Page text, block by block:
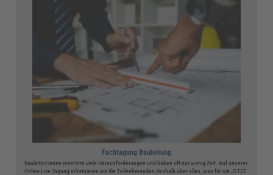
Fachtagung Bauleitung
Bauleiter/innen meistern viele Herausforderungen und haben oft nur wenig Zeit. Auf unserer
Online-Live-Tagung informieren wir die Teilnehmenden deshalb über alles, was für sie JETZT